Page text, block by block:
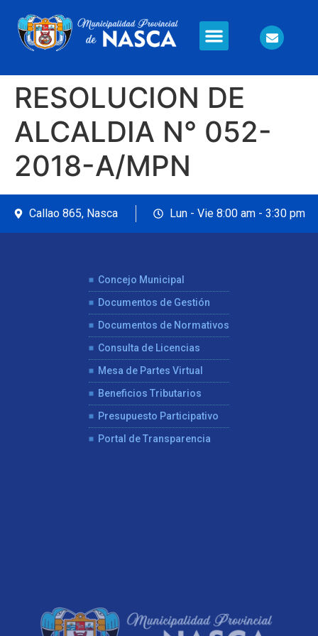
RESOLUCION DE
ALCALDIA N° 052-
2018-A/MPN
Callao 865, Nasca Lun - Vie 8:00 am - 3:30 pm
Concejo Municipal
Documentos de Gestión
Documentos de Normativos
Consulta de Licencias
Mesa de Partes Virtual
Beneficios Tributarios
Presupuesto Participativo
Portal de Transparencia